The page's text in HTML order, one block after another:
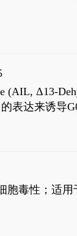
Δ13-
表达来诱导
别为69 nM和
毒性；适